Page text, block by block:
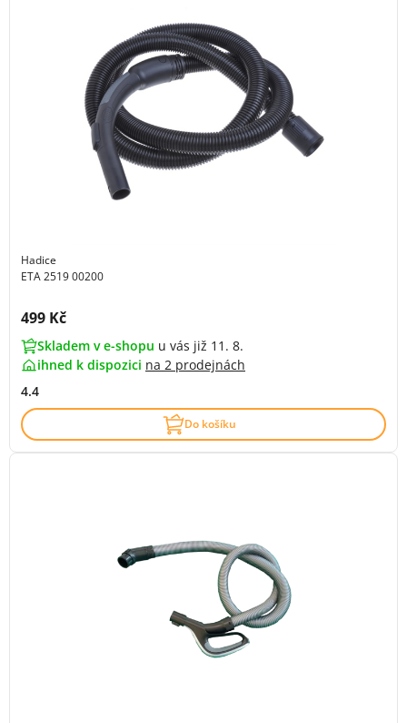
Hadice
ETA 2519 00200
Cena s DPH:
499 Kč
Skladem v e-shopu u vás již 11. 8.
ihned k dispozici na 2 prodejnách
4.4
Do košíku